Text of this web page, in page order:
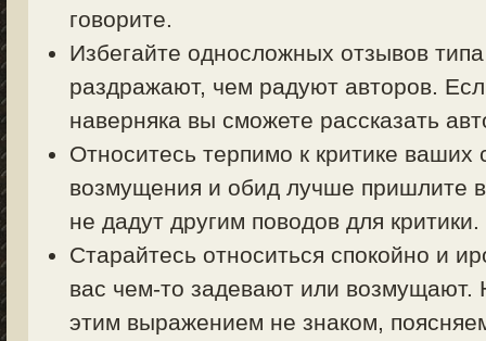
говорите.
Избегайте односложных отзывов
раздражают, чем радуют авторов.
наверняка вы сможете рассказать
Относитесь терпимо к критике
возмущения и обид лучше пришлите
не дадут другим поводов для критики.
Старайтесь относиться спокойно и
вас чем-то задевают или возмущают.
этим выражением не знаком,